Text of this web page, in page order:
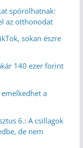
spórolhatnak:
az otthonodat
sokan észre
140 ezer forint
a
6.: A csillagok
de nem